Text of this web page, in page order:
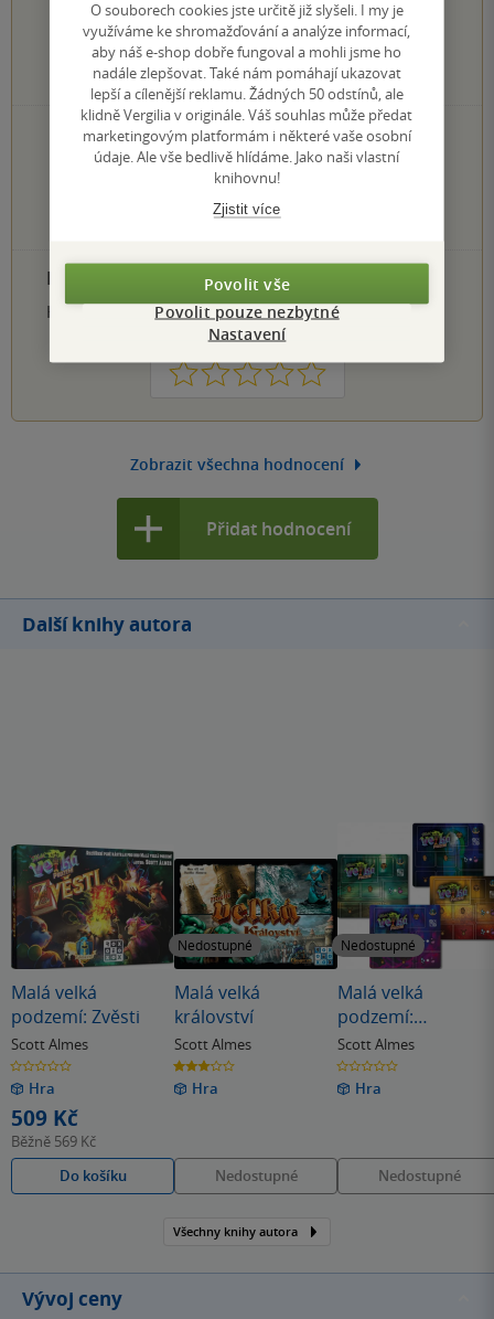
0hodnocení čtenářů
0×
5 hvězdiček
0×
4 hvězdičky
3 hvězdičky
2 hvězdičky
PŘIDEJTE SVÉ HODNOCENÍ PRODUKTU
Hodnocení našich knihkupců: 0.0 z 5
1 2 3 4 5
Zobrazit všechna hodnocení
Přidat hodnocení
Další knihy autora
Malá velká
podzemí: Zvěsti
Scott Almes
0.0
z
5
hvězdiček
Hra
509 Kč
Běžně 569 Kč
Do košíku
Nedostupné
Malá velká
království
Scott Almes
3.0
z
5
hvězdiček
Hra
Nedostupné
Nedostupné
Malá velká
podzemí:
neoprenové
hráčské podložky
kusy)
Scott Almes
0.0
z
5
hvězdiček
Hra
Nedostupné
Všechny knihy autora
Vývoj ceny
O souborech cookies jste určitě již slyšeli. I my je
využíváme ke shromažďování a analýze informací,
aby náš e-shop dobře fungoval a mohli jsme ho
nadále zlepšovat. Také nám pomáhají ukazovat
lepší a cílenější reklamu. Žádných 50 odstínů, ale
klidně Vergilia v originále. Váš souhlas může předat
marketingovým platformám i některé vaše osobní
údaje. Ale vše bedlivě hlídáme. Jako naši vlastní
knihovnu!
Zjistit více
Povolit vše
Povolit pouze nezbytné
Nastavení